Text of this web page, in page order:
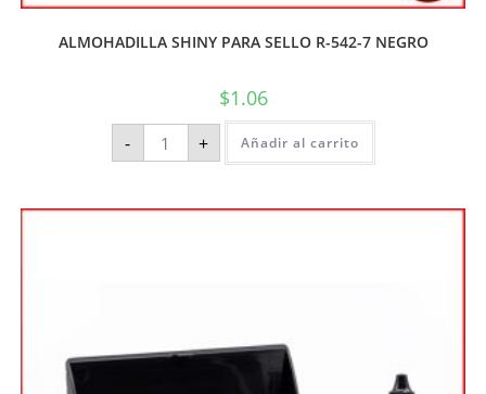
ALMOHADILLA SHINY PARA SELLO R-542-7 NEGRO
$1.06
- + Añadir al carrito